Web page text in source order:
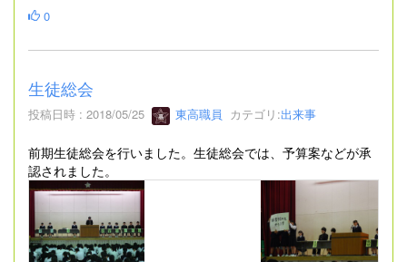
0
生徒総会
投稿日時 : 2018/05/25 東高職員 カテゴリ:出来事
前期生徒総会を行いました。生徒総会では、予算案などが承
認されました。